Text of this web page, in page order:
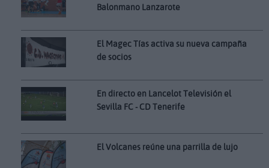
Balonmano Lanzarote
El Magec Tías activa su nueva campaña
de socios
En directo en Lancelot Televisión el
Sevilla FC - CD Tenerife
El Volcanes reúne una parrilla de lujo